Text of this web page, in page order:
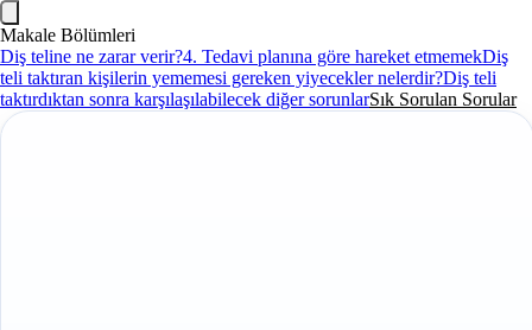
Makale Bölümleri
Diş teline ne zarar verir?4. Tedavi planına göre hareket etmemekDiş
teli taktıran kişilerin yememesi gereken yiyecekler nelerdir?Diş teli
taktırdıktan sonra karşılaşılabilecek diğer sorunlarSık Sorulan Sorular